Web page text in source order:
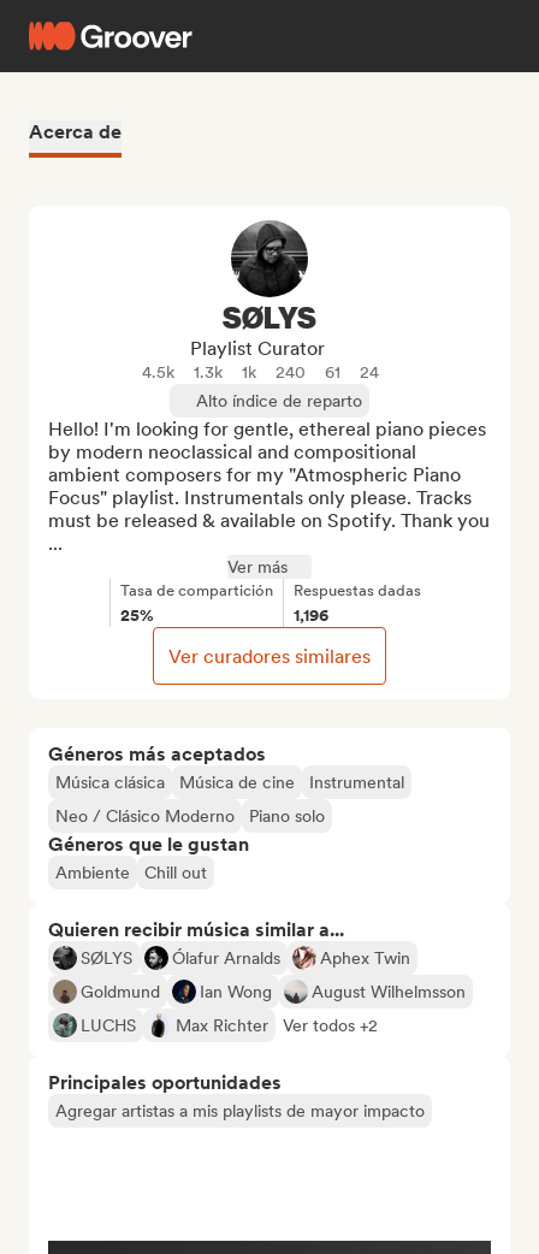
Acerca de
Géneros más aceptados
Música clásica Música de cine
Instrumental
Neo / Clásico Moderno
Piano solo
Géneros que le gustan
Ambiente Chill out
Quieren recibir música similar a...
SØLYS Ólafur Arnalds
Aphex Twin
Goldmund
Ian Wong
August Wilhelmsson
LUCHS
Max Richter Ver todos +2
Principales oportunidades
Agregar artistas a mis playlists de mayor impacto
SØLYS
Playlist Curator
4.5k 1.3k 1k 240 61
24
Alto índice de reparto
Hello! I'm looking for gentle, ethereal piano pieces
by modern neoclassical and compositional
ambient composers for my "Atmospheric Piano
Focus" playlist. Instrumentals only please. Tracks
must be released & available on Spotify. Thank you
...
Ver más
Tasa de compartición
25%
Respuestas dadas
1,196
Ver curadores similares